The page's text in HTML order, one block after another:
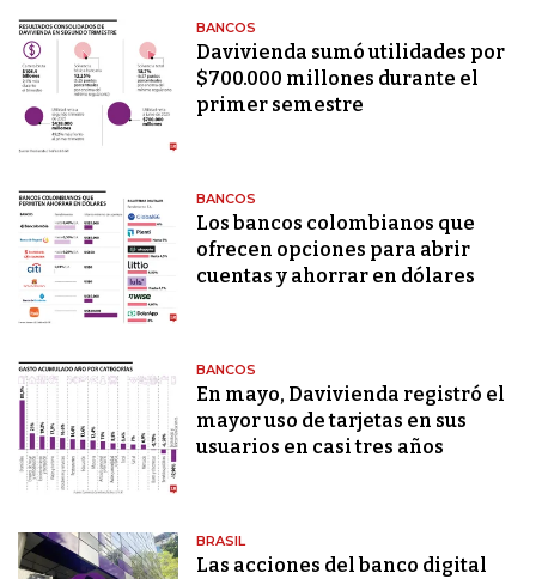
BANCOS
Davivienda sumó utilidades por
$700.000 millones durante el
primer semestre
BANCOS
Los bancos colombianos que
ofrecen opciones para abrir
cuentas y ahorrar en dólares
BANCOS
En mayo, Davivienda registró el
mayor uso de tarjetas en sus
usuarios en casi tres años
BRASIL
Las acciones del banco digital